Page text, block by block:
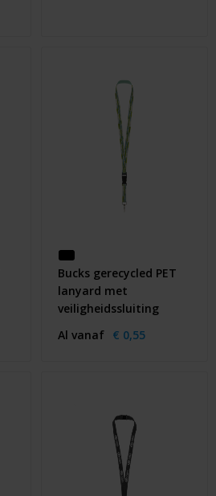
Bucks gerecycled PET
lanyard met
veiligheidssluiting
Al vanaf € 0,55